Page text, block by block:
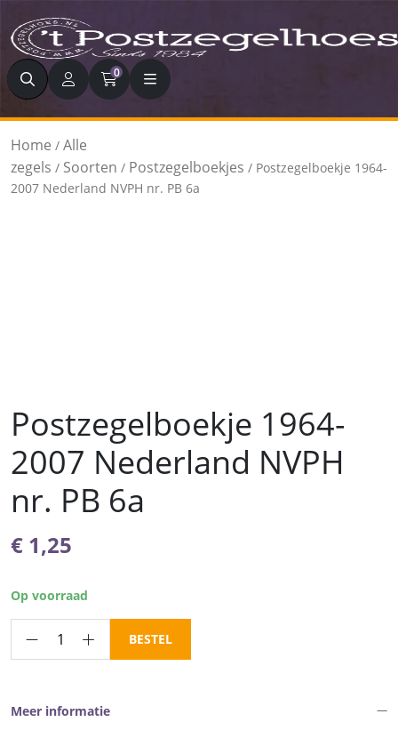
Zoeken 0
Home / Alle
zegels / Soorten / Postzegelboekjes / Postzegelboekje 1964-
2007 Nederland NVPH nr. PB 6a
Postzegelboekje 1964-
2007 Nederland NVPH
nr. PB 6a
€ 1,25
Op voorraad
Postzegelboekje
1964-
Nederland
BESTEL
Meer informatie